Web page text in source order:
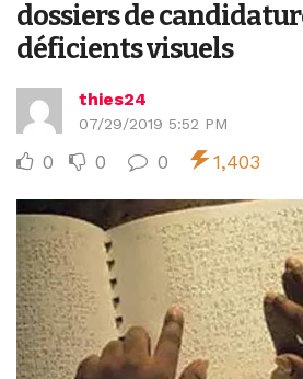
dossiers de
déficients visuels
thies24
07/29/2019 5:52 PM
0 0 0 1,403